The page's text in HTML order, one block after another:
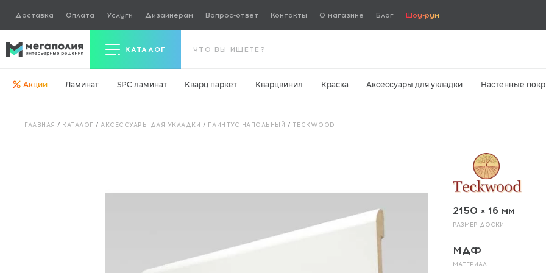
Доставка Оплата Услуги Дизайнерам Вопрос-ответ Контакты О магазине Блог Шоу-рум
КАТАЛОГ
Акции Ламинат SPC ламинат Кварц паркет Кварцвинил Краска Аксессуары для укладки Настенные
ГЛАВНАЯ / КАТАЛОГ /АКСЕССУАРЫ ДЛЯ УКЛАДКИ / ПЛИНТУС НАПОЛЬНЫЙ / TECKWOOD
2150 × 16 мм
РАЗМЕР ДОСКИ
МДФ
МАТЕРИАЛ